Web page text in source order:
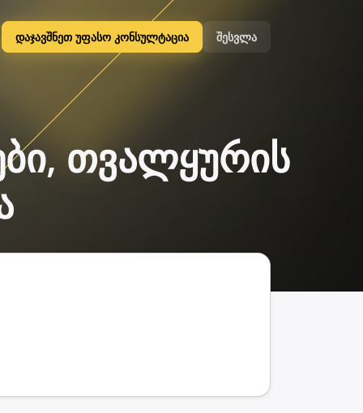
დაჯავშნეთ უფასო კონსულტაცია შესვლა
თვალყურის